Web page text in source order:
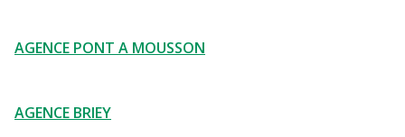
AGENCE PONT A MOUSSON
AGENCE BRIEY